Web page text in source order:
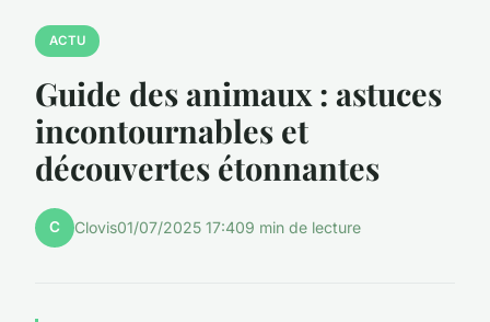
ACTU
Guide des animaux : astuces
incontournables et
découvertes étonnantes
C Clovis01/07/2025 17:409 min de lecture